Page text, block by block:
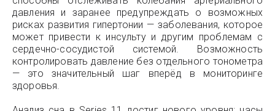
давления и заранее предупреждать о возможных
рисках развития гипертонии — заболевания, которое
может привести к инсульту и другим проблемам с
сердечно-сосудистой системой. Возможность
контролировать давление без отдельного тонометра
— это значительный шаг вперёд в мониторинге
здоровья.